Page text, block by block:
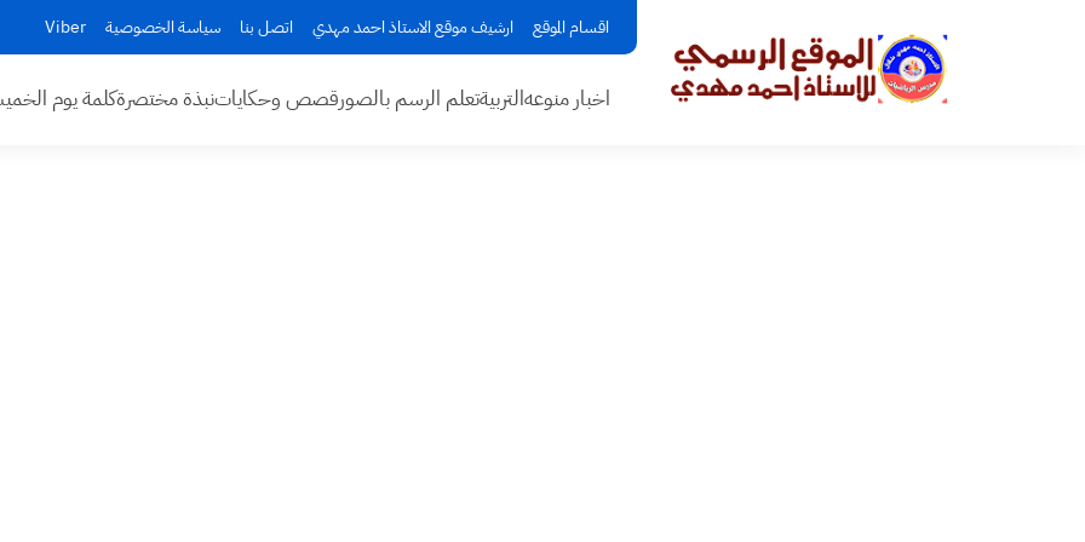
اقسام الموقع ارشيف موقع الاستاذ احمد مهدي اتصل بنا سياسة الخصوصية Viber
اخبار منوعهالتربيةتعلم الرسم بالصورقصص وحكاياتنبذة مختصرةكلمة يوم